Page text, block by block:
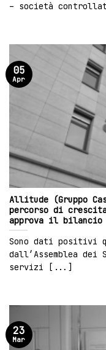
– società
Allitude (Gruppo
percorso di
approva il bilancio
Sono dati positivi
dall’Assemblea
servizi [...]
05
Apr
23
Mar